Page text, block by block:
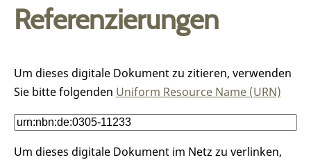
Referenzierungen
Um dieses digitale Dokument zu zitieren, verwenden
Sie bitte folgenden Uniform Resource Name (URN)
Um dieses digitale Dokument im Netz zu verlinken,